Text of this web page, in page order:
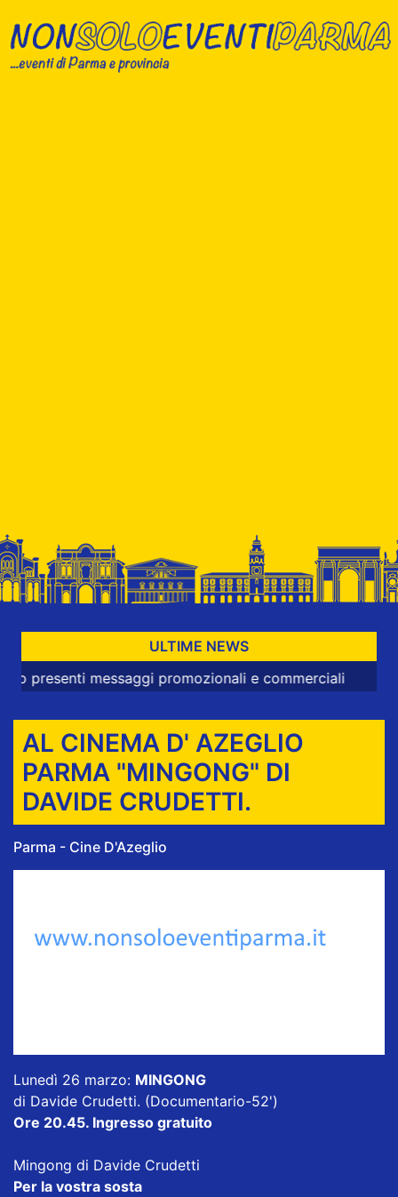
ULTIME NEWS
messaggi promozionali e commerciali
AL CINEMA D' AZEGLIO
PARMA "MINGONG" DI
DAVIDE CRUDETTI.
Parma - Cine D'Azeglio
Lunedì 26 marzo: MINGONG
di Davide Crudetti. (Documentario-52')
Ore 20.45. Ingresso gratuito
Mingong di Davide Crudetti
Per la vostra sosta